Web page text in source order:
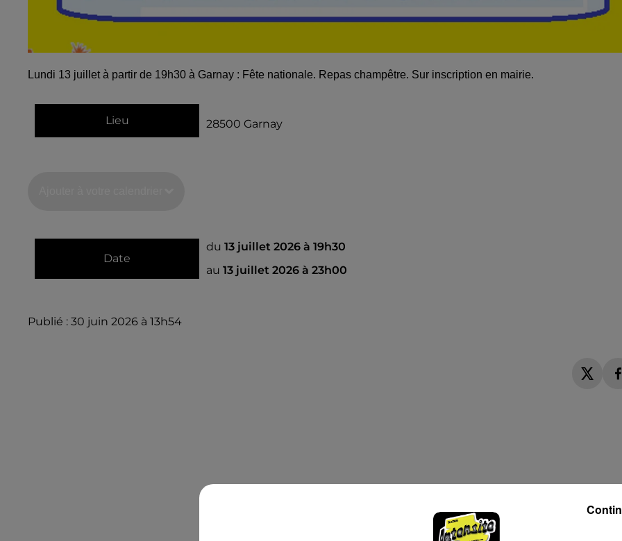
Lundi 13 juillet à partir de 19h30 à Garnay : Fête nationale. Repas champêtre. Sur inscription en mairie.
Lieu 28500 Garnay
Date
du13 juillet 2026 à 19h30
au13 juillet 2026 à 23h00
Publié : 30 juin 2026 à 13h54